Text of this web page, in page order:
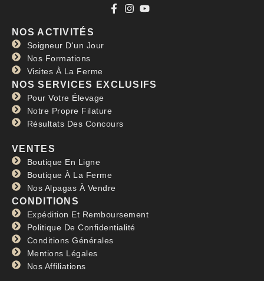
NOS ACTIVITÉS
Soigneur D'un Jour
Nos Formations
Visites À La Ferme
NOS SERVICES EXCLUSIFS
Pour Votre Élevage
Notre Propre Filature
Résultats Des Concours
VENTES
Boutique En Ligne
Boutique À La Ferme
Nos Alpagas À Vendre
CONDITIONS
Expédition Et Remboursement
Politique De Confidentialité
Conditions Générales
Mentions Légales
Nos Affiliations